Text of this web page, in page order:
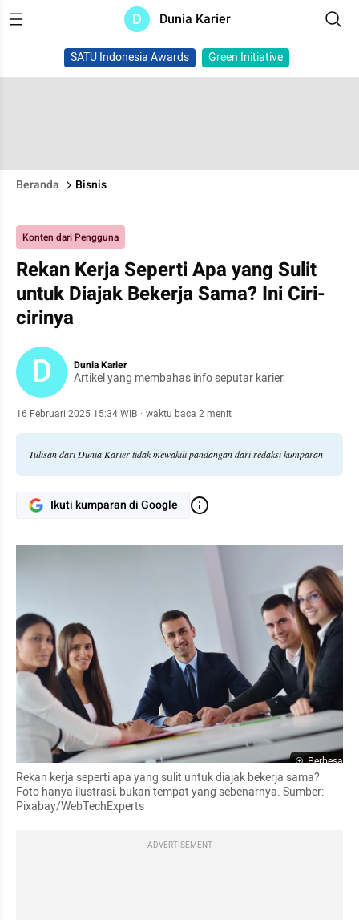
D Dunia Karier
SATU Indonesia Awards Green Initiative
Beranda Bisnis
Konten dari Pengguna
Rekan Kerja Seperti Apa yang Sulit
untuk Diajak Bekerja Sama? Ini Ciri-
cirinya
D Dunia Karier
Artikel yang membahas info seputar karier.
16 Februari 2025 15:34 WIB · waktu baca 2 menit
Tulisan dari Dunia Karier tidak mewakili pandangan dari redaksi kumparan
Ikuti kumparan di Google
Perbesar
Rekan kerja seperti apa yang sulit untuk diajak bekerja sama?
Foto hanya ilustrasi, bukan tempat yang sebenarnya. Sumber:
Pixabay/WebTechExperts
ADVERTISEMENT